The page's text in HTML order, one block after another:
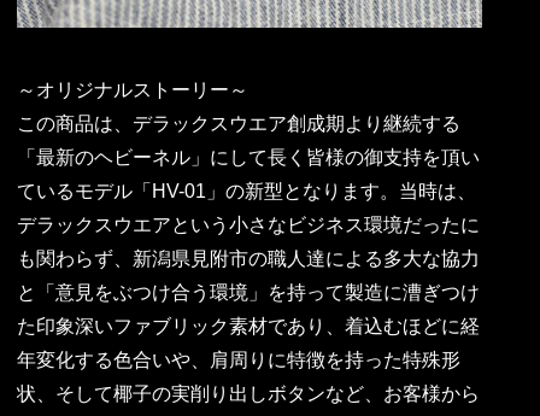
～オリジナルストーリー～
この商品は、デラックスウエア創成期より継続する
「最新のヘビーネル」にして長く皆様の御支持を頂い
ているモデル「HV-01」の新型となります。当時は、
デラックスウエアという小さなビジネス環境だったに
も関わらず、新潟県見附市の職人達による多大な協力
と「意見をぶつけ合う環境」を持って製造に漕ぎつけ
た印象深いファブリック素材であり、着込むほどに経
年変化する色合いや、肩周りに特徴を持った特殊形
状、そして椰子の実削り出しボタンなど、お客様から